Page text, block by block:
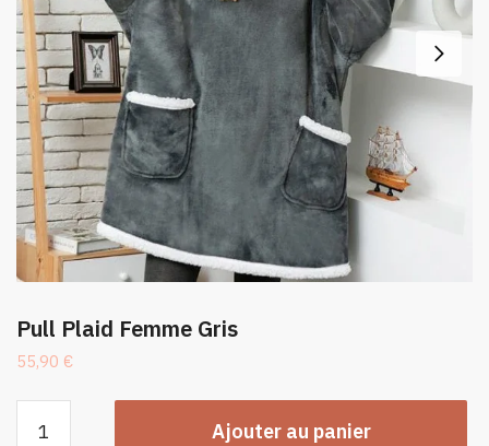
Pull Plaid Femme Gris
55,90 €
Ajouter au panier